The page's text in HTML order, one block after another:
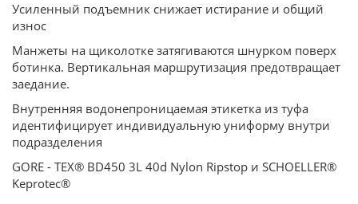
Усиленный подъемник снижает истирание и общий
износ
Манжеты на щиколотке затягиваются шнурком поверх
ботинка. Вертикальная маршрутизация предотвращает
заедание.
Внутренняя водонепроницаемая этикетка из туфа
идентифицирует индивидуальную униформу внутри
подразделения
GORE - TEX® BD450 3L 40d Nylon Ripstop и SCHOELLER®
Keprotec®